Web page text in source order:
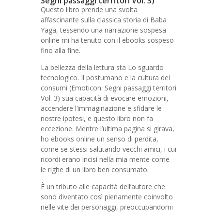
Questo libro prende una svolta
affascinante sulla classica storia di Baba
Yaga, tessendo una narrazione sospesa
online mi ha tenuto con il ebooks sospeso
fino alla fine.
La bellezza della lettura sta Lo sguardo
tecnologico. Il postumano e la cultura dei
consumi (Emoticon. Segni passaggi territori
Vol. 3) sua capacità di evocare emozioni,
accendere l’immaginazione e sfidare le
nostre ipotesi, e questo libro non fa
eccezione. Mentre l’ultima pagina si girava,
ho ebooks online un senso di perdita,
come se stessi salutando vecchi amici, i cui
ricordi erano incisi nella mia mente come
le righe di un libro ben consumato.
È un tributo alle capacità dell’autore che
sono diventato così pienamente coinvolto
nelle vite dei personaggi, preoccupandomi